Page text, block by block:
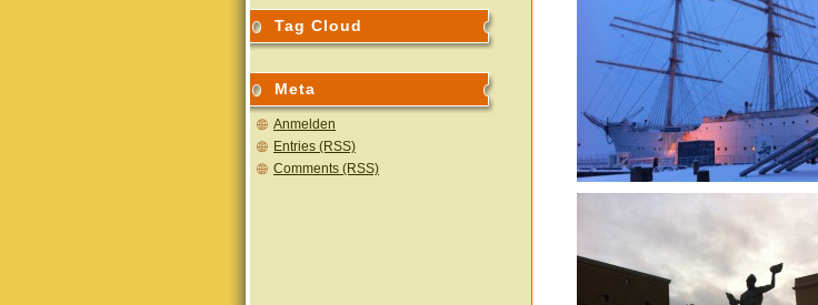
Tag Cloud
Meta
Anmelden
Entries (RSS)
Comments (RSS)